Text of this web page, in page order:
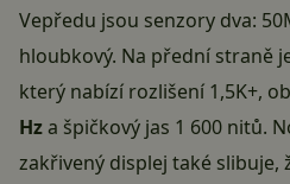
Vepředu jsou senzory dva:
hloubkový. Na přední straně
který nabízí rozlišení 1,5K+,
Hza špičkový jas 1 600 nitů.
zakřivený displej také slibuje,